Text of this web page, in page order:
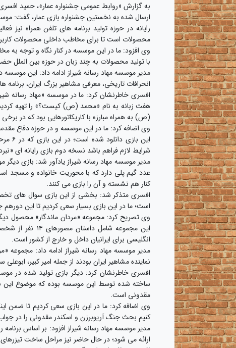
به گزارش «روابط عمومی جشنواره عمار»، حمید
ارسال شده به نخستین جشنواره بازی عمار، گفت:
رایانه در حوزه تولید برنامه های تلفن همراه
محصولات است تا برای مخاطب داخلی محصولات
وی افزود: ما در این موسسه در کنار نگاه و توجه
با تولید محصولات به چند زبان در حوزه بین الملل
مدیر موسسه مهاد رسانه شیراز ادامه داد: این
انحرافات تاریخی، معرفی مشاهیر بزرگ ایران،
افسری خاطرنشان کرد: ما در موسسه «مهاد رسانه
هفت زبانه به نام «محمد (ص) کیست؟» را تهیه
(ص) به همراه مبارزه با کاریکاتورهایی بود که در
شرایط لازم فراهم باشد نسخه دوم بازی رایانه ای
عدد گیم پلی دارد که با محوریت خانواده و مسجد
کنار هم نشسته و آن را بازی می کنند.
افسری متذکر شد: بخشی از این بازی سوال های
است؛ ما در این بازی بسیار سعی کردیم تا این دورهم
این مجموعه
انگلیسی برای ایرانیان داخل و خارج از کشور است.
مدیر موسسه مهاد رسانه شیراز ادامه داد: مجموعه
نماینده مشاهیر ایران بودند از جمله امیر کبیر،
افسری خاطرنشان کرد: دیگر بازی تولید شده در
ساخته شده توسط این موسسه بوده که موضوع این
مقدونی است.
وی اضافه کرد: ما در این بازی سعی کردیم تا ضمن
کنیم بحث جنگ آریوبرزن و اسکندر مقدونی را در جواب فیلم ۳۰۰ که به ایرانیان توهین و جسارت کرده
مدیر موسسه مهاد رسانه شیراز افزود: بر اساس برنامه
ارائه می شود؛ در حال حاضر نیز مراحل ساخت تیزرهای